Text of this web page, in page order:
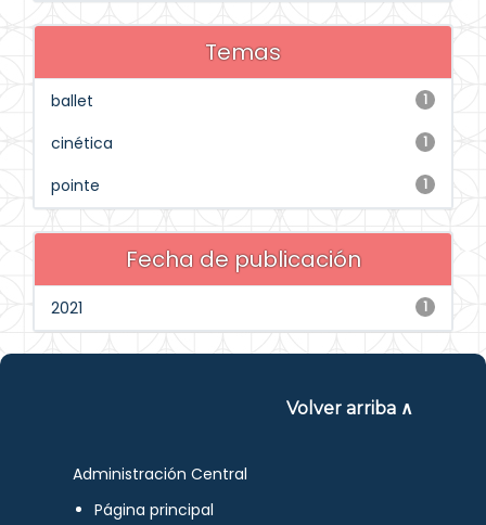
Temas
1
ballet
1
cinética
1
pointe
Fecha de publicación
1
2021
Volver arriba ∧
Administración Central
Página principal